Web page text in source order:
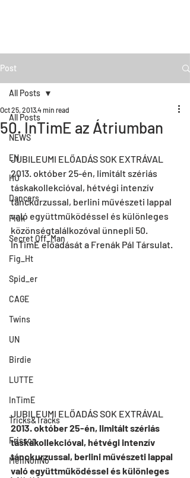
Post
All Posts
NEWS
EN
HU
Dancers
Fiúk
Secret Off_Man
Fig_Ht
Spid_er
CAGE
Twins
UN
Birdie
LUTTE
InTimE
Tricks&Tracks
Frisson
MenNonNo
All Posts
50. InTimE az Átriumban
Oct 25, 20134 min read
JUBILEUMI ELŐADÁS SOK EXTRÁVAL
2013. október 25-én, limitált szériás
táskakollekcióval, hétvégi intenzív
tánckurzussal, berlini művészeti lappal
való együttműködéssel és különleges
közönségtalálkozóval ünnepli 50.
InTimE előadását a Frenák Pál Társulat.
JUBILEUMI ELŐADÁS SOK EXTRÁVAL
2013. október 25-én, limitált szériás
táskakollekcióval, hétvégi intenzív
tánckurzussal, berlini művészeti lappal
való együttműködéssel és különleges